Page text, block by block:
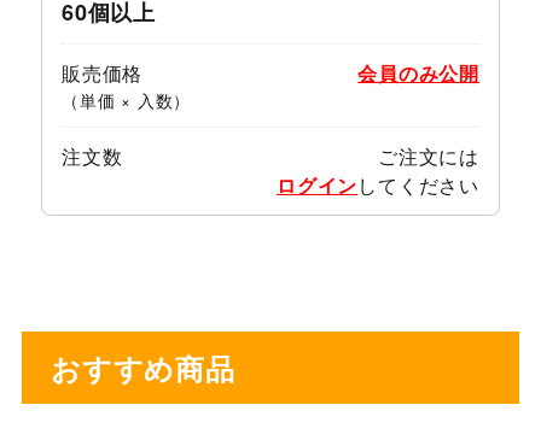
60個以上
販売価格
（単価 × 入数）
会員のみ公開
注文数
ご注文には
ログインしてください
おすすめ商品